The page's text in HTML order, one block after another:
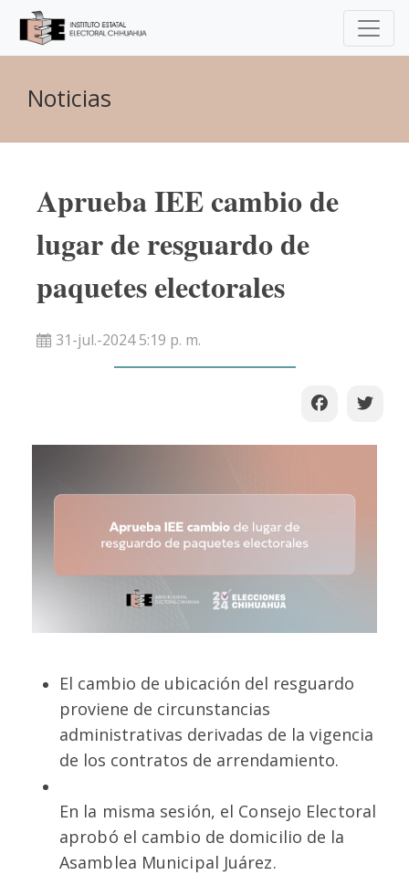
Noticias
Aprueba IEE cambio de
lugar de resguardo de
paquetes electorales
31-jul.-2024 5:19 p. m.
El cambio de ubicación del resguardo
proviene de circunstancias
administrativas derivadas de la vigencia
de los contratos de arrendamiento.
En la misma sesión, el Consejo Electoral
aprobó el cambio de domicilio de la
Asamblea Municipal Juárez.